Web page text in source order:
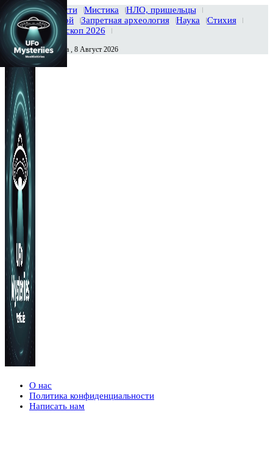
Главная Новости Мистика
НЛО, пришельцы
Тайны вселенной
Запретная археология Наука
Стихия
История
Гороскоп 2026
Сегодня Суббота , 8 Август 2026
О нас
Политика конфиденциальности
Написать нам